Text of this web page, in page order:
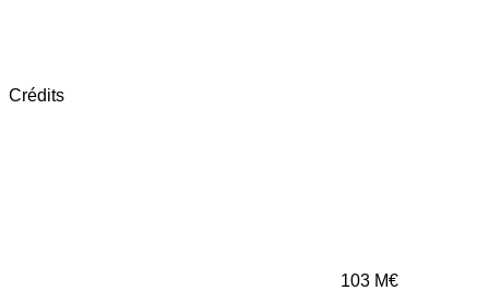
Crédits
103 M€